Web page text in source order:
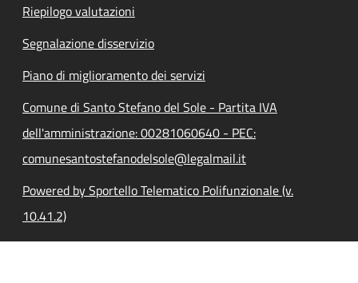
Riepilogo valutazioni
Segnalazione disservizio
Piano di miglioramento dei servizi
Comune di Santo Stefano del Sole - Partita IVA
dell'amministrazione: 00281060640 - PEC:
comunesantostefanodelsole@legalmail.it
Powered by Sportello Telematico Polifunzionale (v.
10.41.2)